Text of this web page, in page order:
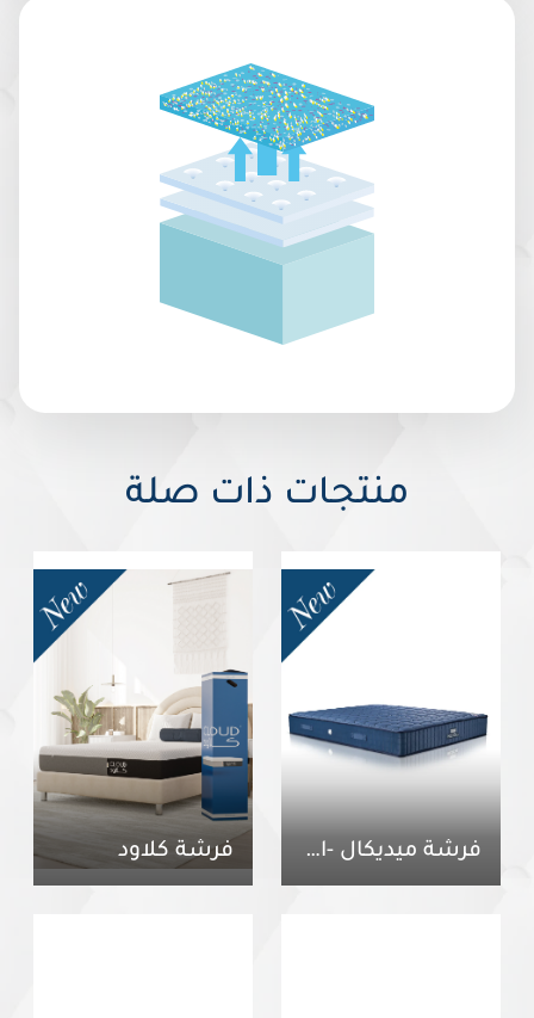
منتجات ذات صلة
فرشة ميديكال -الاصدار الجديد فرشة كلاود